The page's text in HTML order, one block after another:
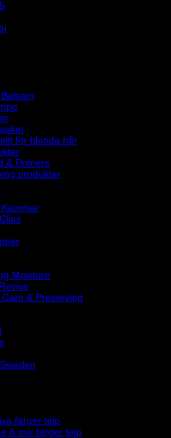
för blonda hår
& Primers
produkter
Moisture
& Preserving
färger tejp
& mix färger tejp